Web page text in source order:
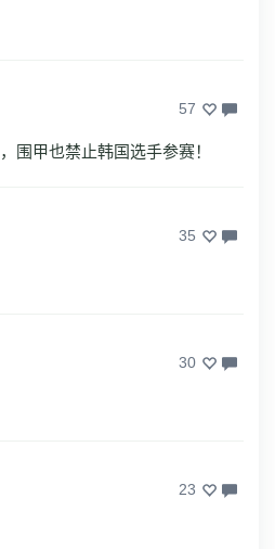
57
围甲也禁止韩国选手参赛！
35
30
23